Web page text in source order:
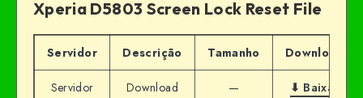
Xperia D5803 Screen Lock Reset File
Servidor Descrição Tamanho Download
Servidor
Download
—
⬇ Baixar